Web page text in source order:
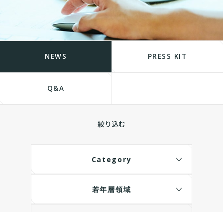
NEWS PRESS KIT
Q&A
絞り込む
Category
若年層領域